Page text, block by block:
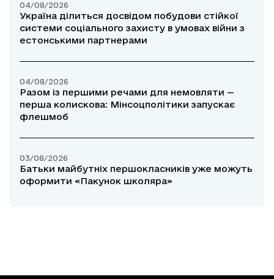
04/08/2026
Україна ділиться досвідом побудови стійкої
системи соціального захисту в умовах війни з
естонськими партнерами
04/08/2026
Разом із першими речами для немовляти —
перша колискова: Мінсоцполітики запускає
флешмоб
03/08/2026
Батьки майбутніх першокласників уже можуть
оформити «Пакунок школяра»